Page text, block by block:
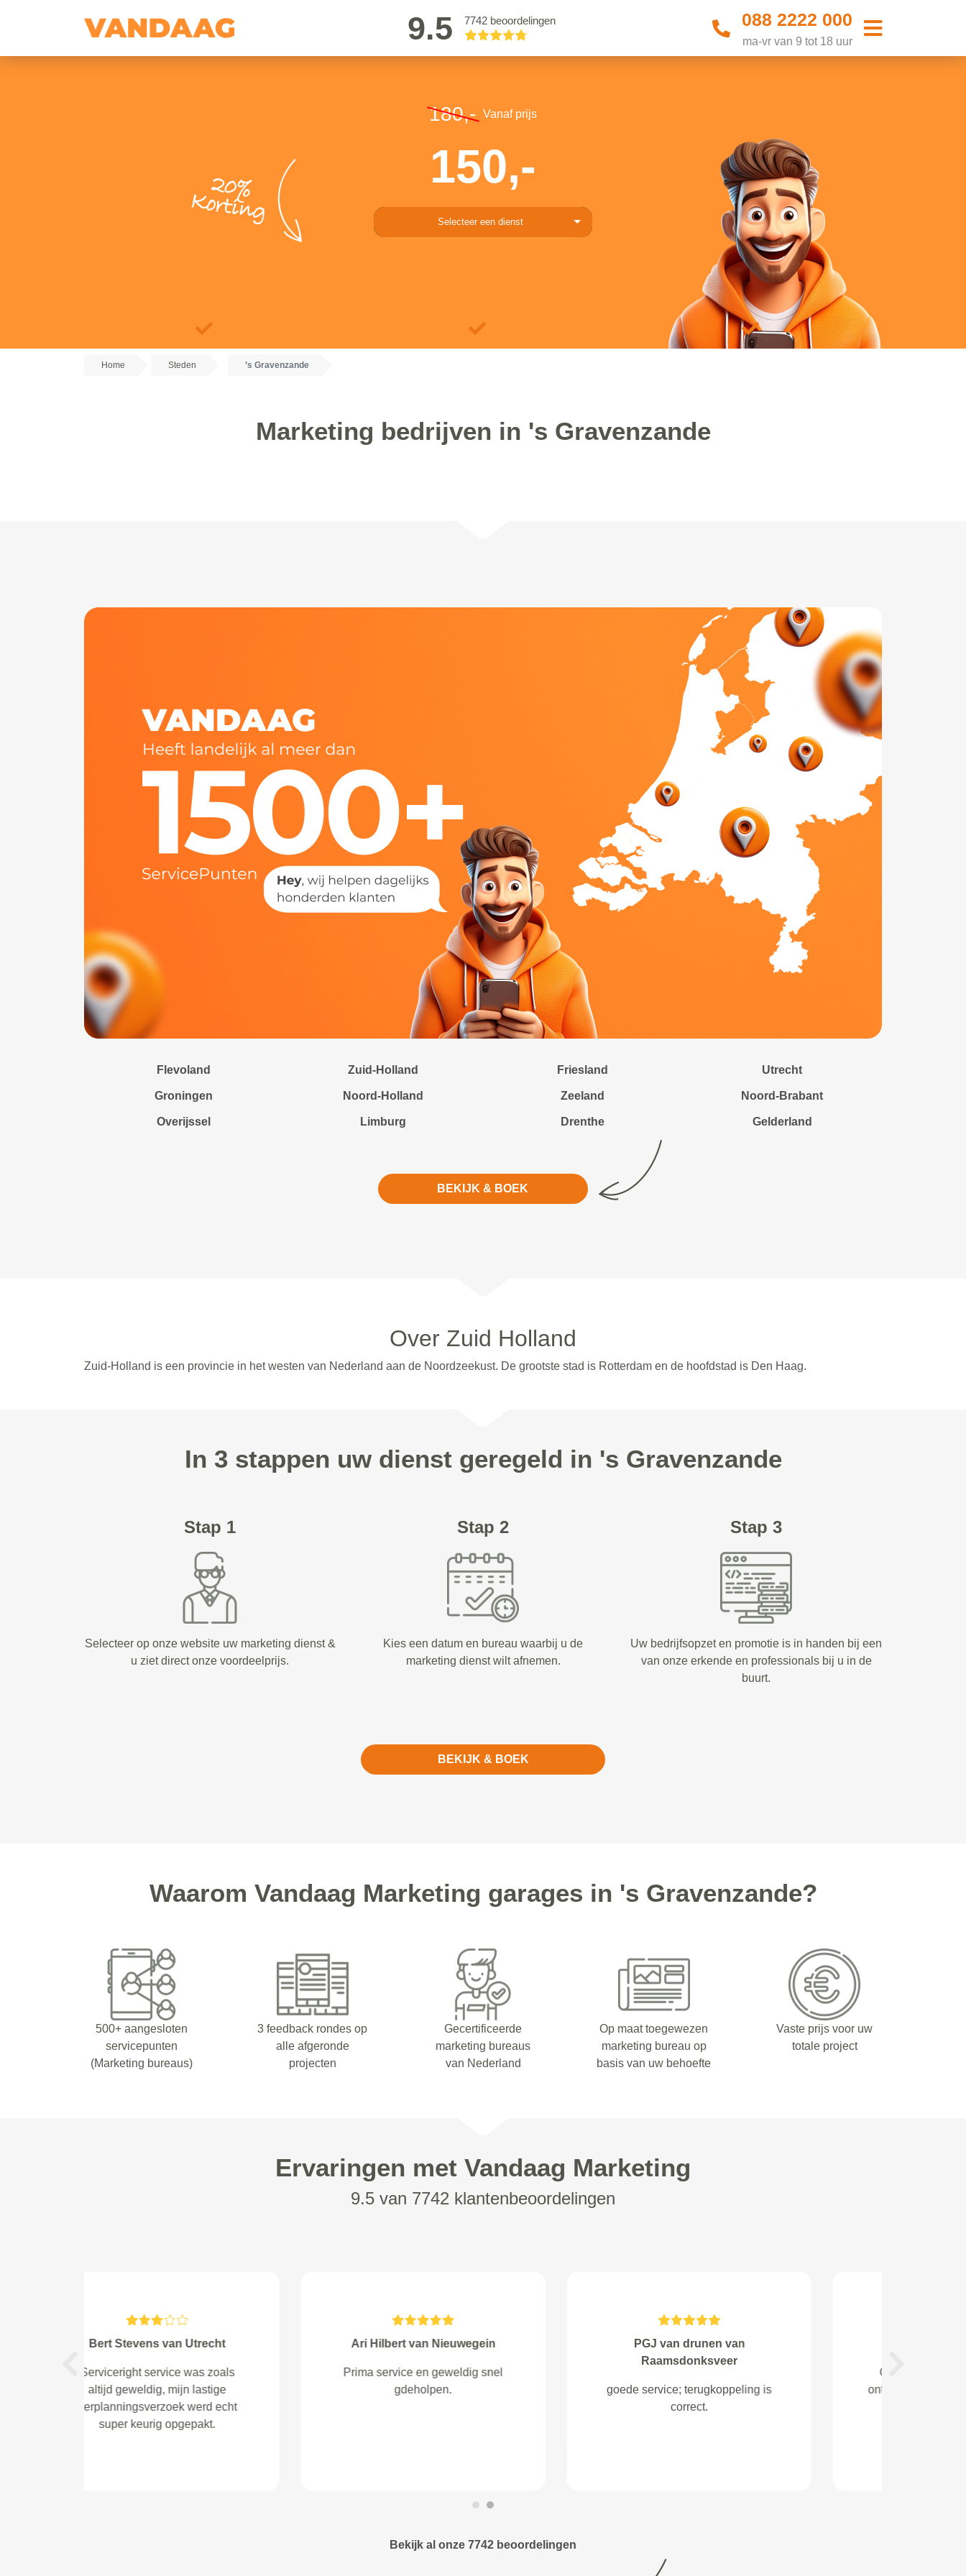
9.5 7742 beoordelingen 088 2222 000
ma-vr van 9 tot 18 uur
20%
Korting
180,- Vanaf prijs
150,-
Selecteer een dienst
Home Steden ’s Gravenzande
Marketing bedrijven in 's Gravenzande
Flevoland Zuid-Holland Friesland Utrecht
Groningen Noord-Holland Zeeland Noord-Brabant
Overijssel Limburg Drenthe Gelderland
BEKIJK & BOEK
Over Zuid Holland
Zuid-Holland is een provincie in het westen van Nederland aan de Noordzeekust. De grootste stad is Rotterdam en de hoofdstad is Den Haag.
In 3 stappen uw dienst geregeld in 's Gravenzande
Stap 1
Selecteer op onze website uw marketing dienst &
u ziet direct onze voordeelprijs.
Stap 2
Kies een datum en bureau waarbij u de
marketing dienst wilt afnemen.
Stap 3
Uw bedrijfsopzet en promotie is in handen bij een
van onze erkende en professionals bij u in de
buurt.
BEKIJK & BOEK
Waarom Vandaag Marketing garages in 's Gravenzande?
500+ aangesloten
servicepunten
(Marketing bureaus)
3 feedback rondes op
alle afgeronde
projecten
Gecertificeerde
marketing bureaus
van Nederland
Op maat toegewezen
marketing bureau op
basis van uw behoefte
Vaste prijs voor uw
totale project
Ervaringen met Vandaag Marketing
9.5 van 7742 klantenbeoordelingen
PGJ van drunen van
goede service; terugkoppeling is
correct.
J.J. Anders van Ter apel
Goede service en vriendelijke
ontvangst. De koffie smaakte best.
Roy van iersel van
communicatie en verder geen
moelijk gedoe Heel tevreden mee
Vorige
Bekijk al onze 7742 beoordelingen